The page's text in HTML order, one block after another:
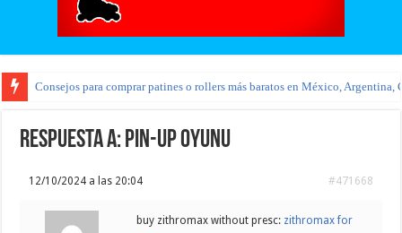
Consejos para comprar patines o rollers más baratos en México, Argentina,
Respuesta a: pin-up oyunu
12/10/2024 a las 20:04 #471668
buy zithromax without presc: zithromax for